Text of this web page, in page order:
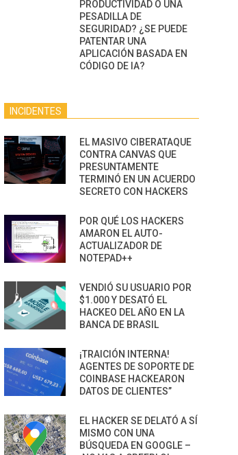
PRODUCTIVIDAD O UNA
PESADILLA DE
SEGURIDAD? ¿SE PUEDE
PATENTAR UNA
APLICACIÓN BASADA EN
CÓDIGO DE IA?
INCIDENTES
EL MASIVO CIBERATAQUE
CONTRA CANVAS QUE
PRESUNTAMENTE
TERMINÓ EN UN ACUERDO
SECRETO CON HACKERS
POR QUÉ LOS HACKERS
AMARON EL AUTO-
ACTUALIZADOR DE
NOTEPAD++
VENDIÓ SU USUARIO POR
$1.000 Y DESATÓ EL
HACKEO DEL AÑO EN LA
BANCA DE BRASIL
¡TRAICIÓN INTERNA!
AGENTES DE SOPORTE DE
COINBASE HACKEARON
DATOS DE CLIENTES”
EL HACKER SE DELATÓ A SÍ
MISMO CON UNA
BÚSQUEDA EN GOOGLE –